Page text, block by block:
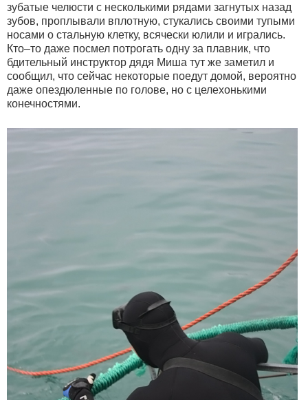
зубатые челюсти с несколькими рядами загнутых назад
зубов, проплывали вплотную, стукались своими тупыми
носами о стальную клетку, всячески юлили и игрались.
Кто–то даже посмел потрогать одну за плавник, что
бдительный инструктор дядя Миша тут же заметил и
сообщил, что сейчас некоторые поедут домой, вероятно
даже опездюленные по голове, но с целехонькими
конечностями.